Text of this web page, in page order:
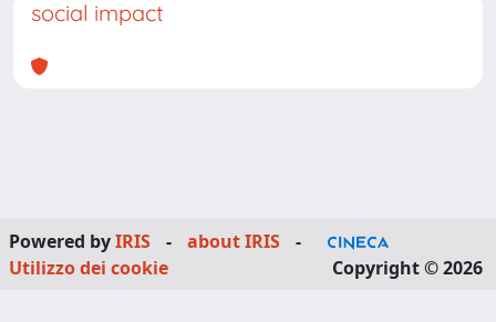
social impact
Powered byIRIS - about IRIS
-
Utilizzo dei cookie
Copyright © 2026